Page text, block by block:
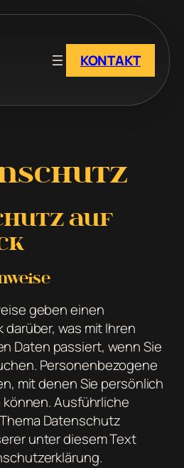
KONTAKT
auf
geben einen
was mit Ihren
Daten passiert, wenn Sie
Personenbezogene
mit denen Sie persönlich
Ausführliche
Datenschutz
unter diesem Text